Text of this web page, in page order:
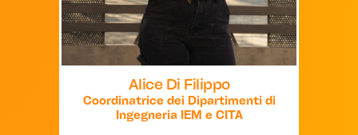
Alice Di Filippo
Coordinatrice dei Dipartimenti di
Ingegneria IEM e CITA